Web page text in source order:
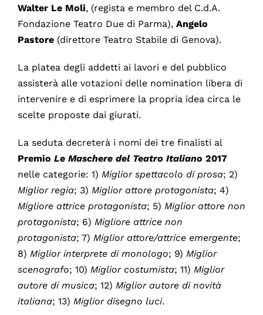
Walter Le Moli, (regista e membro del C.d.A.
Fondazione Teatro Due di Parma), Angelo
Pastore(direttore Teatro Stabile di Genova).
La platea degli addetti ai lavori e del pubblico
assisterà alle votazioni delle nomination libera di
intervenire e di esprimere la propria idea circa le
scelte proposte dai giurati.
La seduta decreterà i nomi dei tre finalisti al
Premio Le Maschere del Teatro Italiano 2017
nelle categorie: 1) Miglior spettacolo di prosa; 2)
Miglior regia; 3) Miglior attore protagonista; 4)
Migliore attrice protagonista; 5) Miglior attore non
protagonista; 6) Migliore attrice non
protagonista; 7) Miglior attore/attrice emergente;
8) Miglior interprete di monologo; 9) Miglior
scenografo; 10) Miglior costumista; 11) Miglior
autore di musica; 12) Miglior autore di novità
italiana; 13) Miglior disegno luci.